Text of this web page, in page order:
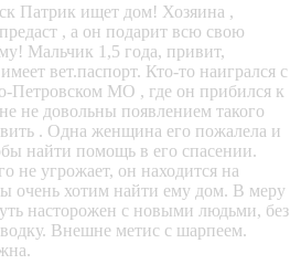
Патрик ищет дом! Хозяина ,
, а он подарит всю свою
Мальчик 1,5 года, привит,
вет.паспорт. Кто-то наигрался с
Петровском МО , где он прибился к
не довольны появлением такого
. Одна женщина его пожалела и
найти помощь в его спасении.
не угрожает, он находится на
очень хотим найти ему дом. В меру
насторожен с новыми людьми, без
Внешне метис с шарпеем.